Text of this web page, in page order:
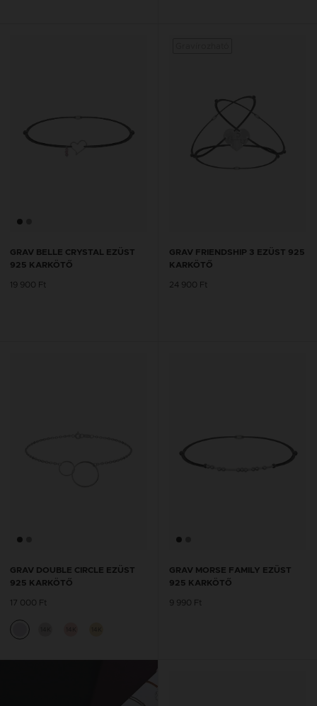
GRAV BELLE CRYSTAL EZÜST
925 KARKÖTŐ
19 900 Ft
GRAV FRIENDSHIP 3 EZÜST 925
KARKÖTŐ
24 900 Ft
GRAV DOUBLE CIRCLE EZÜST
925 KARKÖTŐ
17 000 Ft
GRAV MORSE FAMILY EZÜST
925 KARKÖTŐ
9 990 Ft